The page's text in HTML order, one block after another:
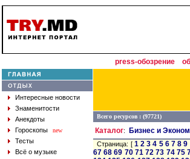
press-обозрение
Интересные новости
Знаменитости
Анекдоты
Гороскопы
new
Тесты
Всё о музыке
Всего ресурсов : (97721)
Каталог: Бизнес и
Страница: [ 1 2 3 4 5 6 7 8 9
67 68 69 70 71 72 73 74 75